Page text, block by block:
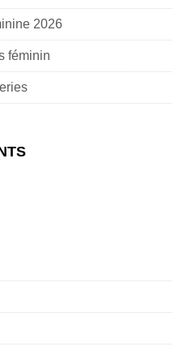
2026
féminin